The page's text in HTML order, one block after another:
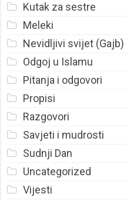
Kutak za sestre
Meleki
Nevidljivi svijet (Gajb)
Odgoj u Islamu
Pitanja i odgovori
Propisi
Razgovori
Savjeti i mudrosti
Sudnji Dan
Uncategorized
Vijesti